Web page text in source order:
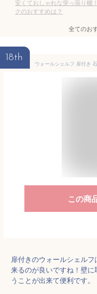
安くておしゃれな突っ張り棚
クのおすすめは？
全てのお
18th
この商
扉付きのウォールシェル
来るのが良いですね！壁
うことが出来て便利です。